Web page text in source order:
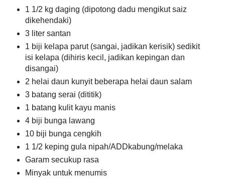
1 1/2 kg daging (dipotong dadu mengikut saiz
dikehendaki)
3 liter santan
1 biji kelapa parut (sangai, jadikan kerisik) sedikit
isi kelapa (dihiris kecil, jadikan kepingan dan
disangai)
2 helai daun kunyit beberapa helai daun salam
3 batang serai (dititik)
1 batang kulit kayu manis
4 biji bunga lawang
10 biji bunga cengkih
1 1/2 keping gula nipah/ADDkabung/melaka
Garam secukup rasa
Minyak untuk menumis